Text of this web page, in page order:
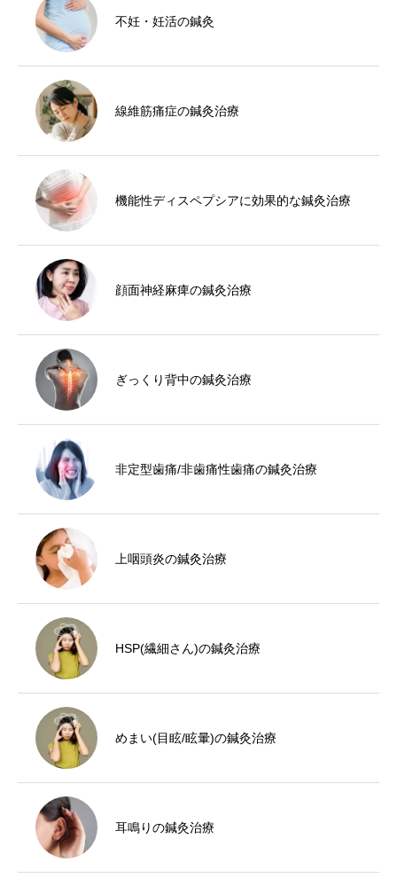
不妊・妊活の鍼灸
線維筋痛症の鍼灸治療
機能性ディスペプシアに効果的な鍼灸治療
顔面神経麻痺の鍼灸治療
ぎっくり背中の鍼灸治療
非定型歯痛/非歯痛性歯痛の鍼灸治療
上咽頭炎の鍼灸治療
HSP(繊細さん)の鍼灸治療
めまい(目眩/眩暈)の鍼灸治療
耳鳴りの鍼灸治療